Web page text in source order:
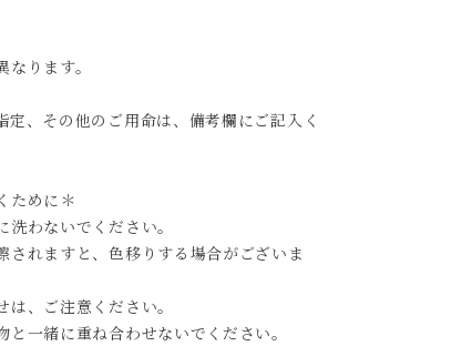
ります。
、その他のご用命は、備考欄にご記入く
ために＊
洗わないでください。
されますと、色移りする場合がございま
は、ご注意ください。
と一緒に重ね合わせないでください。